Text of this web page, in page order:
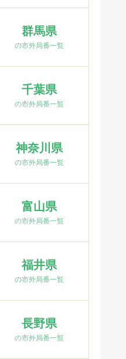
群馬県
の市外局番一覧
千葉県
の市外局番一覧
神奈川県
の市外局番一覧
富山県
の市外局番一覧
福井県
の市外局番一覧
長野県
の市外局番一覧